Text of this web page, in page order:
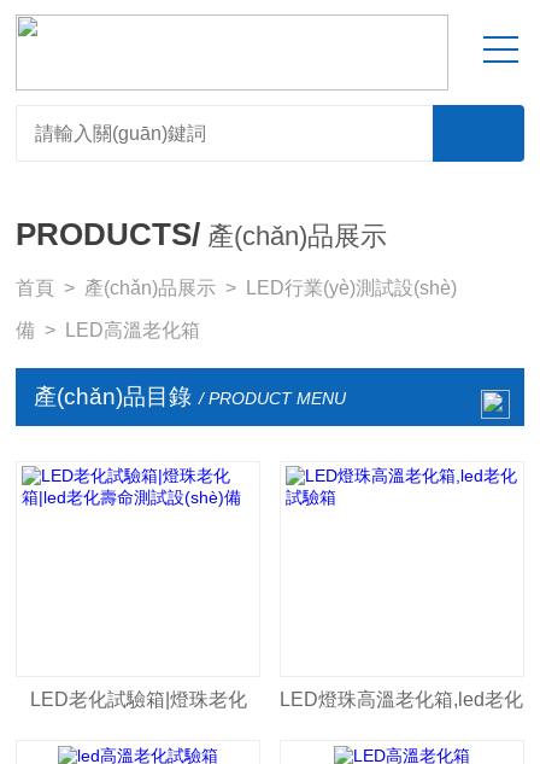
PRODUCTS/ 產(chǎn)品展示
首頁 > 產(chǎn)品展示 > LED行業(yè)測試設(shè)
備 > LED高溫老化箱
產(chǎn)品目錄 / PRODUCT MENU
LED老化試驗箱|燈珠老化
箱|led老化壽命測試設(shè)
LED燈珠高溫老化箱,led老化
試驗箱